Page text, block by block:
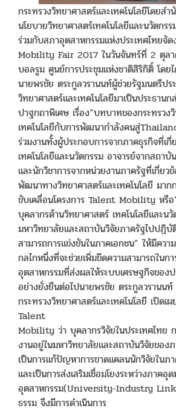
กระทรวงวิทยาศาสตร์และเทคโนโลยีโดยส
นโยบายวิทยาศาสตร์เทคโนโลยีและนวัตกร
ร่วมกับสภาอุตสาหกรรมแห่งประเทศไทยจั
Mobility Fair 2017 ในวันจันทร์ที่ 2 ตุ
บอลรูม ศูนย์การประชุมแห่งชาติสิริกิติ์ โดย
นายพรชัย ตระกูลวรานนท์ผู้ช่วยรัฐมนตรีปร
วิทยาศาสตร์และเทคโนโลยีมาเป็นประธานก
ปาฐกถาพิเศษ เรื่อง“บทบาทของกระทรวง
เทคโนโลยีกับการพัฒนากำลังคนสู่
ร่วมงานทั้งผู้ประกอบการจากภาคธุรกิจที่เ
เทคโนโลยีและนวัตกรรม อาจารย์จากสถา
และนักวิชาการจากหน่วยงานภาครัฐที่เกี่ยว
พัฒนาทางวิทยาศาสตร์และเทคโนโลยี มา
ขับเคลื่อนโครงการ Talent Mobility หรือ
บุคลากรด้านวิทยาศาสตร์ เทคโนโลยีและน
มหาวิทยาลัยและสถาบันวิจัยภาครัฐไปปฏิบั
สามารถการแข่งขันในภาคเอกชน” ให้มีควา
กลไกหนึ่งที่จะช่วยเพิ่มขีดความสามารถในก
อุตสาหกรรมที่ส่งผลให้ระบบเศรษฐกิจของป
อย่างยั่งยืนต่อไปนายพรชัย ตระกูลวรานน
กระทรวงวิทยาศาสตร์และเทคโนโลยี เปิดเ
Talent
Mobility ว่า บุคลากรวิจัยในประเทศไทย
งานอยู่ในมหาวิทยาลัยและสถาบันวิจัยของ
เป็นการแก้ปัญหาการขาดแคลนนักวิจัยในภา
และเป็นการส่งเสริมเชื่อมโยงระหว่างภาค
อุตสาหกรรม(University-Industry
ธรรม จึงมีการดำเนินการ